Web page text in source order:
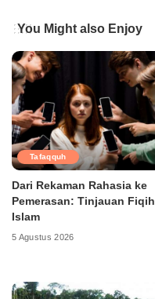
You Might also Enjoy
Tafaqquh
Dari Rekaman Rahasia ke
Pemerasan: Tinjauan Fiqih
Islam
5 Agustus 2026